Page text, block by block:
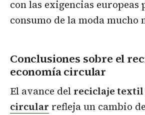
con las exigencias
consumo de la moda mucho
Conclusiones sobre el
economía circular
El avance del reciclaje textil
circular refleja un cambio